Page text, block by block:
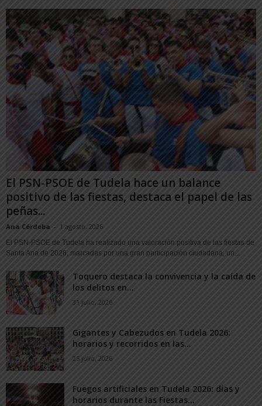
El PSN-PSOE de Tudela hace un balance
positivo de las fiestas, destaca el papel de las
peñas...
Ana Córdoba - 1 agosto, 2026
El PSN-PSOE de Tudela ha realizado una valoración positiva de las fiestas de
Santa Ana de 2026, marcadas por una gran participación ciudadana, un...
Toquero destaca la convivencia y la caída de
los delitos en...
31 julio, 2026
Gigantes y Cabezudos en Tudela 2026:
horarios y recorridos en las...
25 julio, 2026
Fuegos artificiales en Tudela 2026: días y
horarios durante las Fiestas...